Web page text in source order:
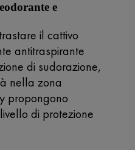
e
il cattivo
antitraspirante
di sudorazione,
nella zona
propongono
di protezione